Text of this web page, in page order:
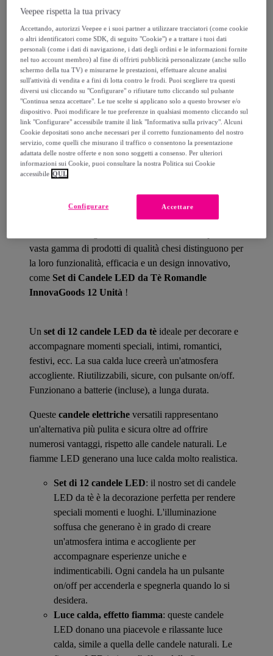
Spedizione gratuita
Consegna: tra il17/08e il20/08
Come funziona?
Dettagli del prodotto
Se sei appassionato di gadget, InnovaGoods
migliori e più originali novità per la casa, auto, viaggi,
vasta gamma di prodotti di qualità chesi distinguono per
la loro funzionalità, efficacia e un design innovativo,
come Set di Candele LED da Tè Romandle
InnovaGoods 12 Unità !
Un set di 12 candele LED da tè ideale per decorare e
accompagnare momenti speciali, intimi, romantici,
festivi, ecc. La sua calda luce creerà un'atmosfera
accogliente. Riutilizzabili, sicure, con pulsante on/off.
Funzionano a batterie (incluse), a lunga durata.
Queste candele elettriche versatili rappresentano
un'alternativa più pulita e sicura oltre ad offrire
numerosi vantaggi, rispetto alle candele naturali. Le
fiamme LED generano una luce calda molto realistica.
Set di 12 candele LED: il nostro set di candele
LED da tè è la decorazione perfetta per rendere
speciali momenti e luoghi. L'illuminazione
soffusa che generano è in grado di creare
un'atmosfera intima e accogliente per
accompagnare esperienze uniche e
indimenticabili. Ogni candela ha un pulsante
on/off per accenderla e spegnerla quando lo si
desidera.
Luce calda, effetto fiamma: queste candele
LED donano una piacevole e rilassante luce
calda, simile a quella delle candele naturali. Le
Veepee rispetta la tua privacy
Accettando, autorizzi Veepee e i suoi partner a utilizzare tracciatori (come cookie
o altri identificatori come SDK, di seguito "Cookie") e a trattare i tuoi dati
personali (come i dati di navigazione, i dati degli ordini e le informazioni fornite
nel tuo account membro) al fine di offrirti pubblicità personalizzate (anche sullo
schermo della tua TV) e misurarne le prestazioni, effettuare alcune analisi
sull'attività di vendita e a fini di lotta contro le frodi. Puoi scegliere tra questi
diversi usi cliccando su "Configurare" o rifiutare tutto cliccando sul pulsante
"Continua senza accettare". Le tue scelte si applicano solo a questo browser e/o
dispositivo. Puoi modificare le tue preferenze in qualsiasi momento cliccando sul
link "Configurare" accessibile tramite il link "Informativa sulla privacy". Alcuni
Cookie depositati sono anche necessari per il corretto funzionamento del nostro
servizio, come quelli che misurano il traffico o consentono la presentazione
adattata delle nostre offerte e non sono soggetti a consenso. Per ulteriori
informazioni sui Cookie, puoi consultare la nostra Politica sui Cookie
accessibile QUI.
Accettare
Configurare